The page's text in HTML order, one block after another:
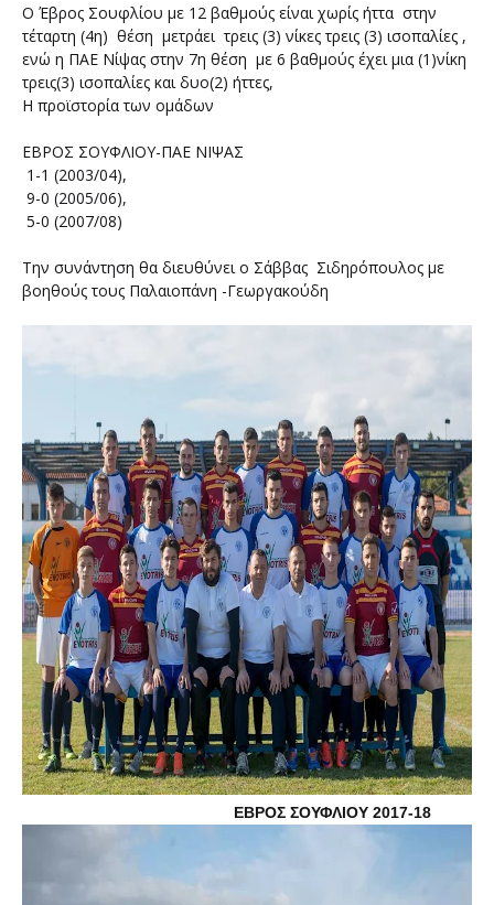
Ο Έβρος Σουφλίου με 12 βαθμούς είναι χωρίς ήττα στην
τέταρτη (4η) θέση μετράει τρεις (3) νίκες τρεις (3) ισοπαλίες ,
ενώ η ΠΑΕ Νίψας στην 7η θέση με 6 βαθμούς έχει μια (1)νίκη
τρεις(3) ισοπαλίες και δυο(2) ήττες,
Η προϊστορία των ομάδων
ΕΒΡΟΣ ΣΟΥΦΛΙΟΥ-ΠΑΕ ΝΙΨΑΣ
1-1 (2003/04),
9-0 (2005/06),
5-0 (2007/08)
Την συνάντηση θα διευθύνει ο Σάββας Σιδηρόπουλος με
βοηθούς τους Παλαιοπάνη -Γεωργακούδη
ΕΒΡΟΣ ΣΟΥΦΛΙΟΥ 2017-18